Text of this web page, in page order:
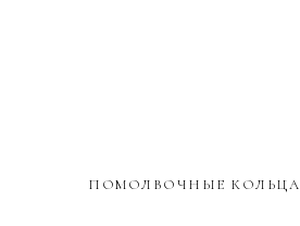
ПОМОЛВОЧНЫЕ КОЛЬЦА